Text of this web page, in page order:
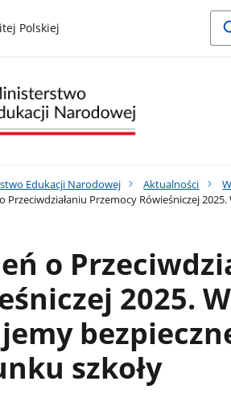
Polskiej
Edukacji Narodowej Aktualności
Przeciwdziałaniu Przemocy Rówieśniczej
o
2025.
szkoły